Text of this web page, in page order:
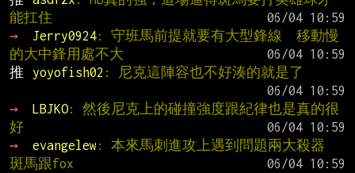
能扛住
→
Jerry0924: 守班馬前提就要有大型鋒線  移動慢
的大中鋒用處不大
推
yoyofish02 : 尼克這陣容也不好湊的就是了
→
LBJKO: 然後尼克上的碰撞強度跟紀律也是真的很
好
→
evangelew: 本來馬刺進攻上遇到問題兩大殺器
斑馬跟fox